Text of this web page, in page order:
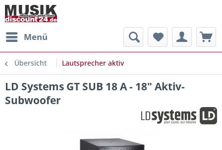
Menü
Übersicht Lautsprecher aktiv
LD Systems GT SUB 18 A - 18" Aktiv-
Subwoofer